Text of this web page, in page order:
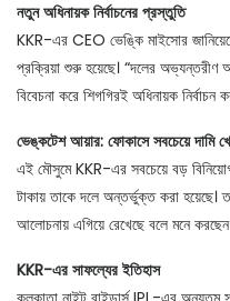
নতুন অধিনায়ক নির্বাচনের প্রস্তুতি
KKR-এর CEO ভেঙ্কি মাইসোর
প্রক্রিয়া শুরু হয়েছে। “দলের অভ্যন্তরীণ
বিবেচনা করে শিগগিরই অধিনায়ক নির্বাচন
ভেঙ্কটেশ আয়ার: ফোকাসে সবচেয়ে দামি
এই মৌসুমে KKR-এর সবচেয়ে বড়
টাকায় তাকে দলে অন্তর্ভুক্ত করা হয়েছে।
আলোচনায় এগিয়ে রেখেছে বলে মনে করছেন
KKR-এর সাফল্যের ইতিহাস